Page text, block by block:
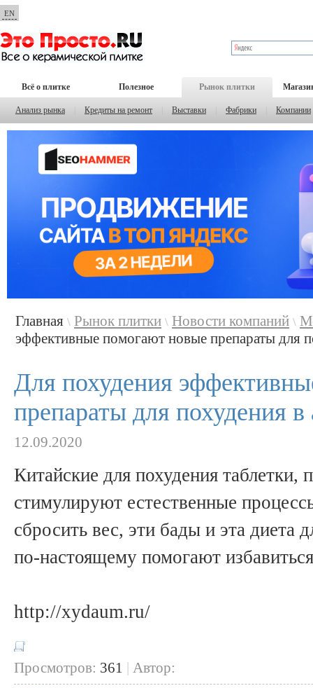
EN
Всё о плитке Полезное Рынок плитки
Анализ рынка Кредиты на ремонт Выставки Фабрики Компании
Главная \ Рынок плитки \ Новости компаний \
эффективные помогают новые препараты для
Для похудения
препараты для похудения в
12.09.2020
Китайские для похудения таблетки,
стимулируют естественные
сбросить вес, эти бады и эта диета
по-настоящему помогают
http://xydaum.ru/
Просмотров: 361 | Автор: